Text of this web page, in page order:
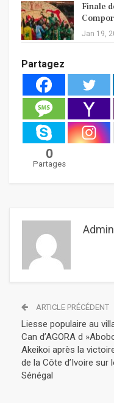
Finale
Jan 19,
Partagez
0
Partages
Admin
ARTICLE PRÉCÉDENT
Liesse populaire au
Can d’AGORA d
Akeikoi après la
de la Côte d’Ivoire sur
Sénégal